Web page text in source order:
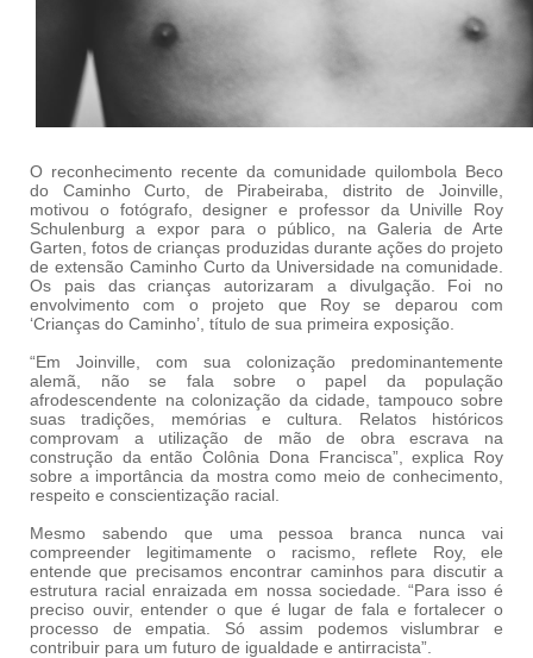
O reconhecimento recente da comunidade quilombola Beco
do Caminho Curto, de Pirabeiraba, distrito de Joinville,
motivou o fotógrafo, designer e professor da Univille Roy
Schulenburg a expor para o público, na Galeria de Arte
Garten, fotos de crianças produzidas durante ações do projeto
de extensão Caminho Curto da Universidade na comunidade.
Os pais das crianças autorizaram a divulgação. Foi no
envolvimento com o projeto que Roy se deparou com
‘Crianças do Caminho’, título de sua primeira exposição.
“Em Joinville, com sua colonização predominantemente
alemã, não se fala sobre o papel da população
afrodescendente na colonização da cidade, tampouco sobre
suas tradições, memórias e cultura. Relatos históricos
comprovam a utilização de mão de obra escrava na
construção da então Colônia Dona Francisca”, explica Roy
sobre a importância da mostra como meio de conhecimento,
respeito e conscientização racial.
Mesmo sabendo que uma pessoa branca nunca vai
compreender legitimamente o racismo, reflete Roy, ele
entende que precisamos encontrar caminhos para discutir a
estrutura racial enraizada em nossa sociedade. “Para isso é
preciso ouvir, entender o que é lugar de fala e fortalecer o
processo de empatia. Só assim podemos vislumbrar e
contribuir para um futuro de igualdade e antirracista”.